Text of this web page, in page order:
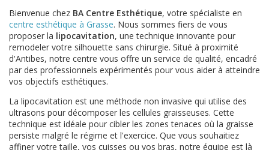
Bienvenue chez BA Centre Esthétique, votre spécialiste en
centre esthétique à Grasse. Nous sommes fiers de vous
proposer la lipocavitation, une technique innovante pour
remodeler votre silhouette sans chirurgie. Situé à proximité
d'Antibes, notre centre vous offre un service de qualité, encadré
par des professionnels expérimentés pour vous aider à atteindre
vos objectifs esthétiques.
La lipocavitation est une méthode non invasive qui utilise des
ultrasons pour décomposer les cellules graisseuses. Cette
technique est idéale pour cibler les zones tenaces où la graisse
persiste malgré le régime et l'exercice. Que vous souhaitiez
affiner votre taille, vos cuisses ou vos bras, notre équipe est là